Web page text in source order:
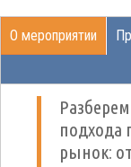
О мероприятии
подхода
рынок: